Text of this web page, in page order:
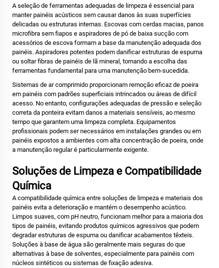
A seleção de ferramentas adequadas de limpeza é essencial para
manter painéis acústicos sem causar danos às suas superfícies
delicadas ou estruturas internas. Escovas com cerdas macias, panos
microfibra sem fiapos e aspiradores de pó de baixa sucção com
acessórios de escova formam a base da manutenção adequada dos
painéis. Aspiradores potentes podem danificar estruturas de espuma
ou soltar fibras de painéis de lã mineral, tornando a escolha das
ferramentas fundamental para uma manutenção bem-sucedida.
Sistemas de ar comprimido proporcionam remoção eficaz de poeira
em painéis com padrões superficiais intrincados ou áreas de difícil
acesso. No entanto, configurações adequadas de pressão e seleção
correta da ponteira evitam danos a materiais sensíveis, ao mesmo
tempo que garantem uma limpeza completa. Equipamentos
profissionais podem ser necessários em instalações grandes ou em
painéis expostos a ambientes com alta concentração de poeira, onde
a manutenção regular é particularmente exigente.
Soluções de Limpeza e Compatibilidade
Química
A compatibilidade química entre soluções de limpeza e materiais dos
painéis evita a deterioração e mantém o desempenho acústico.
Limpos suaves, com pH neutro, funcionam melhor para a maioria dos
tipos de painéis, evitando produtos químicos agressivos que podem
degradar estruturas de espuma ou danificar acabamentos têxteis.
Soluções à base de água são geralmente mais seguras do que
alternativas à base de solventes, especialmente para painéis com
núcleos sintéticos ou sistemas de fixação adesiva.